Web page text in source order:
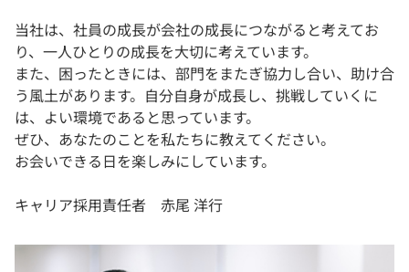
当社は、社員の成長が会社の成長につながると考えてお
り、一人ひとりの成長を大切に考えています。
また、困ったときには、部門をまたぎ協力し合い、助け合
う風土があります。自分自身が成長し、挑戦していくに
は、よい環境であると思っています。
ぜひ、あなたのことを私たちに教えてください。
お会いできる日を楽しみにしています。
キャリア採用責任者 赤尾 洋行